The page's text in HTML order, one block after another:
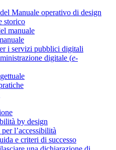
Manuale operativo di design
storico
manuale
i servizi pubblici digitali
digitale (e-
by design
l’accessibilità
e criteri di successo